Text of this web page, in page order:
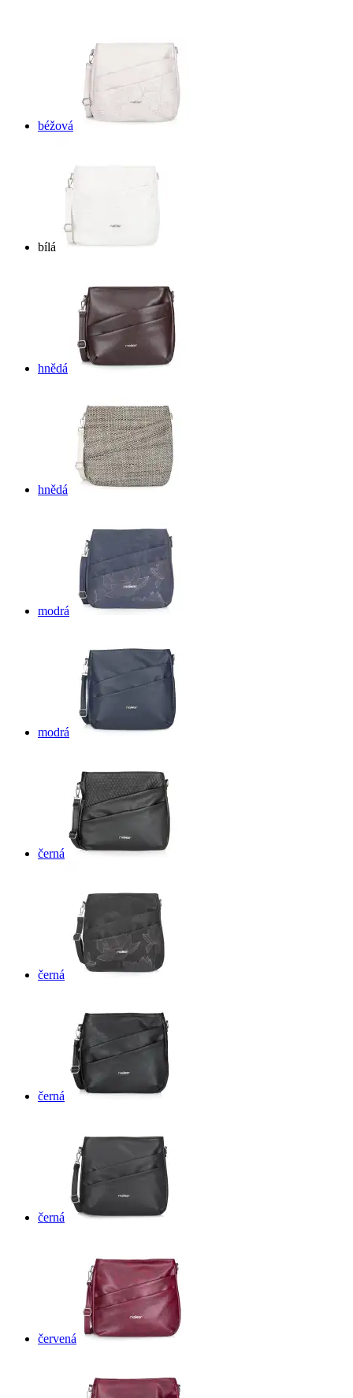
béžová
bílá
hnědá
hnědá
modrá
modrá
černá
černá
černá
černá
červená